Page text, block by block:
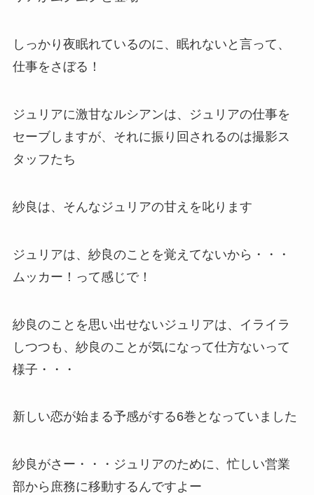
しっかり夜眠れているのに、眠れないと言って、
仕事をさぼる！
ジュリアに激甘なルシアンは、ジュリアの仕事を
セーブしますが、それに振り回されるのは撮影ス
タッフたち
紗良は、そんなジュリアの甘えを叱ります
ジュリアは、紗良のことを覚えてないから・・・
ムッカー！って感じで！
紗良のことを思い出せないジュリアは、イライラ
しつつも、紗良のことが気になって仕方ないって
様子・・・
新しい恋が始まる予感がする6巻となっていました
紗良がさー・・・ジュリアのために、忙しい営業
部から庶務に移動するんですよー